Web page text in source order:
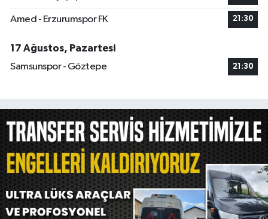
Amed - Erzurumspor FK 21:30
17 Ağustos, Pazartesi
Samsunspor - Göztepe
21:30